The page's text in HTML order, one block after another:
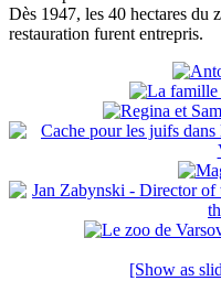
Dès 1947, les 40 hectares du
restauration furent entrepris.
[Show as